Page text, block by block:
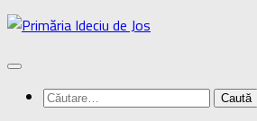
Skip
content
Caută